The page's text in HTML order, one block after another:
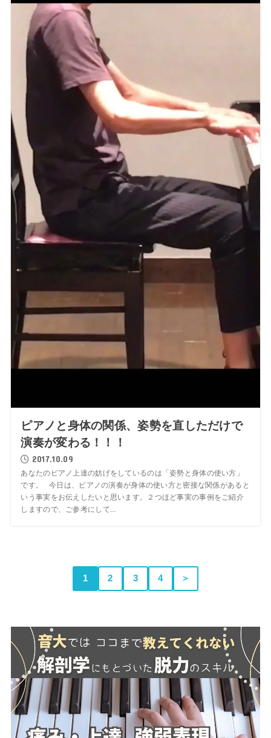
ピアノと身体の関係、姿勢を直しただけで
演奏が変わる！！！
2017.10.09
あなたのピアノ上達の妨げをしているのは「姿勢と身体の使い方」
です。 今日は、ピアノの演奏が身体の使い方と密接な関係があると
いう事実をお伝えしたいと思います。２つほど事実の事例をご紹介
しますので、ご参考にして...
1 2 3 4 ＞